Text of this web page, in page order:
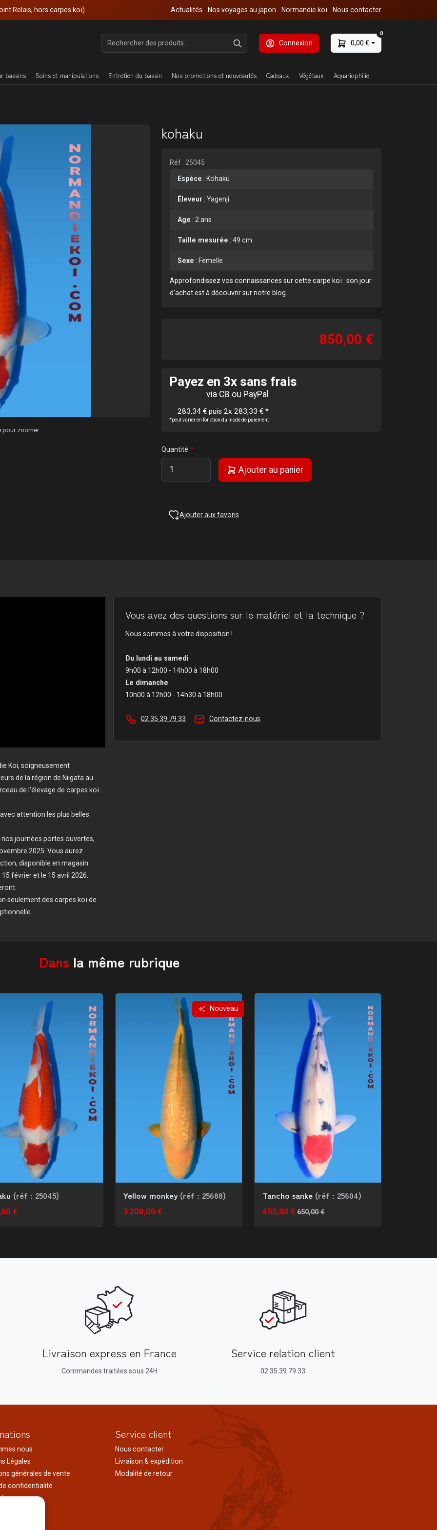
Relais, hors carpes koï) Actualités Nos voyages au japon Normandie koï Nous contacter
Connexion 0,00 €
0
bassins Soins et manipulations Entretien du bassin Nos promotions et nouveautés Cadeaux Végétaux Aquariophilie
pour zoomer
kohaku
Réf : 25045
Espèce : Kohaku
Éleveur : Yagenji
Age : 2 ans
Taille mesurée : 49 cm
Sexe : Femelle
Approfondissez vos connaissances sur cette carpe koï : son jour
d'achat est à découvrir sur notre blog
850,00 €
Payez en 3x sans frais
via CB ou PayPal
283,34 € puis 2x 283,33 € *
*peut varier en fonction du mode de paiement
Quantité
Ajouter au panier
Ajouter aux favoris
Koi, soigneusement
de la région de Niigata au
de l'élevage de carpes koï
attention les plus belles
journées portes ouvertes,
2025. Vous aurez
disponible en magasin.
février et le 15 avril 2026.
seulement des carpes koï de
Vous avez des questions sur le matériel et la technique ?
Nous sommes à votre disposition !
Du lundi au samedi
9h00 à 12h00 - 14h00 à 18h00
Le dimanche
10h00 à 12h00 - 14h30 à 18h00
02 35 39 79 33 Contactez-nous
Dans la même rubrique
(réf : 25045)
€
Nouveau
Yellow monkey (réf : 25688)
3 200,00 €
Tancho sanke (réf : 25604)
455,00 € 650,00 €
Livraison express en France
Commandes traitées sous 24H
Service relation client
02 35 39 79 33
nous
Légales
générales de vente
confidentialité
Service client
Nous contacter
Livraison & expédition
Modalité de retour